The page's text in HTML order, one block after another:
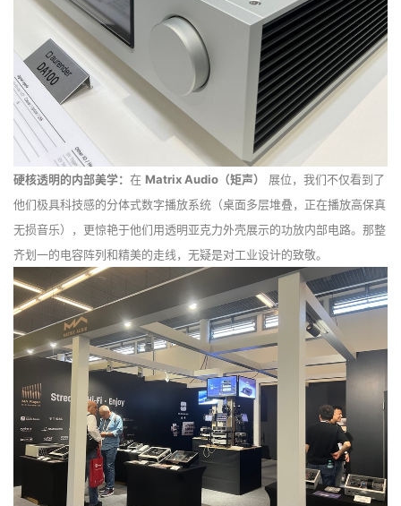
硬核透明的内部美学： 在 Matrix Audio（矩声）
展位，我们不仅看到了
他们极具科技感的分体式数字播放系统（桌面多层堆叠，正在播放高保真
无损音乐），更惊艳于他们用透明亚克力外壳展示的功放内部电路。那整
齐划一的电容阵列和精美的走线，无疑是对工业设计的致敬。